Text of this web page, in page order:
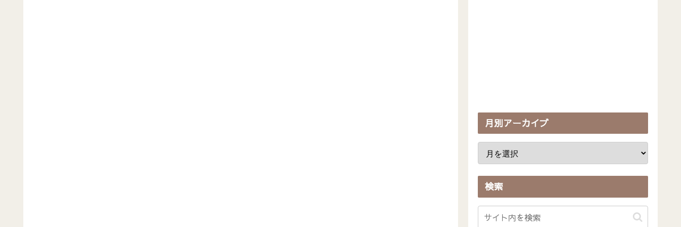
月別アーカイブ
検索